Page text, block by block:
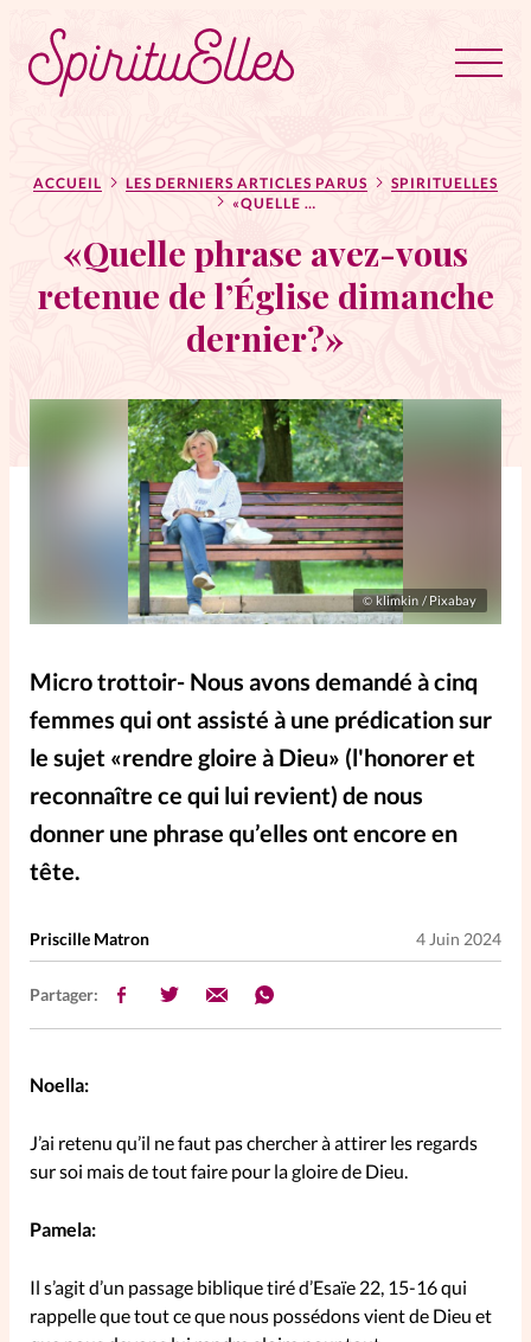
Tous les articles
Actus
Actus au féminin
Bible
Chroniques
Dossiers
Edito
Elles nous inspirent
Entre4yeux
L'anecdote
La Bible au féminin
Lifestyle
Littérature
PersonnElles
Shopping Spi
SpirituElles
Vive la famille
SpirituElles devient Relations
ACCUEIL LES DERNIERS ARTICLES PARUS
SPIRITUELLES
«QUELLE PHRASE AVEZ-VOUS RETENUE DE L’ÉGLISE DIMANCHE DERNIER?»
«Quelle phrase avez-vous
retenue de l’Église dimanche
dernier?»
©klimkin / Pixabay
Micro trottoir- Nous avons demandé à cinq
femmes qui ont assisté à une prédication sur
le sujet «rendre gloire à Dieu» (l'honorer et
reconnaître ce qui lui revient) de nous
donner une phrase qu’elles ont encore en
tête.
Priscille Matron 4 Juin 2024
Partager:
Noella:
J’ai retenu qu’il ne faut pas chercher à attirer les regards
sur soi mais de tout faire pour la gloire de Dieu.
Pamela:
Il s’agit d’un passage biblique tiré d’Esaïe 22, 15-16 qui
rappelle que tout ce que nous possédons vient de Dieu et